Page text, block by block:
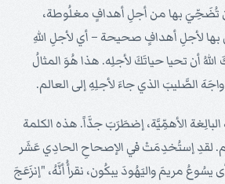
أن تُضَحِّيَ بها من أجلِ أهدافٍ مغلُوطة،
لأجلِ أهدافٍ صحيحة – أي لأجلِ اللهِ
أن تحيا حياتَكَ لأجلِه. هذا هُوَ المثالُ
الصَّليبَ الذي جاءَ لأجلِهِ إلى العالم.
البالِغة الأهمِّيَّة، إضطَرَبَ جدَّاً. هذه الكلمة
لقدِ إستُخدِمَتْ في الإصحاحِ الحادِي عَشَر
يسُوعُ مريمَ واليَهُودَ يبكُون، نقرأُ أنَّهُ، "إنزَعَجَ